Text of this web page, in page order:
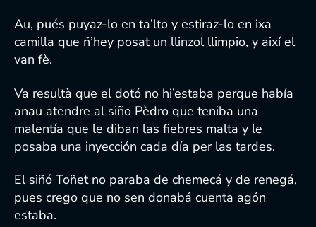
Au, pués puyaz-lo en ta’lto y estiraz-lo en ixa
camilla que ñ’hey posat un llinzol llimpio, y així el
van fè.
Va resultà que el dotó no hi’estaba perque había
anau atendre al siño Pèdro que teniba una
malentía que le diban las fiebres malta y le
posaba una inyección cada día per las tardes.
El siñó Toñet no paraba de chemecá y de renegá,
pues crego que no sen donabá cuenta agón
estaba.